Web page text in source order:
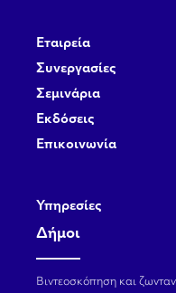
Εταιρεία
Συνεργασίες
Σεμινάρια
Εκδόσεις
Επικοινωνία
Υπηρεσίες
Δήμοι
Βιντεοσκόπηση και